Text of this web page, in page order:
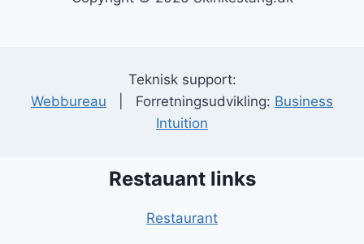
Teknisk support:
Webbureau | Forretningsudvikling: Business
Intuition
Restauant links
Restaurant